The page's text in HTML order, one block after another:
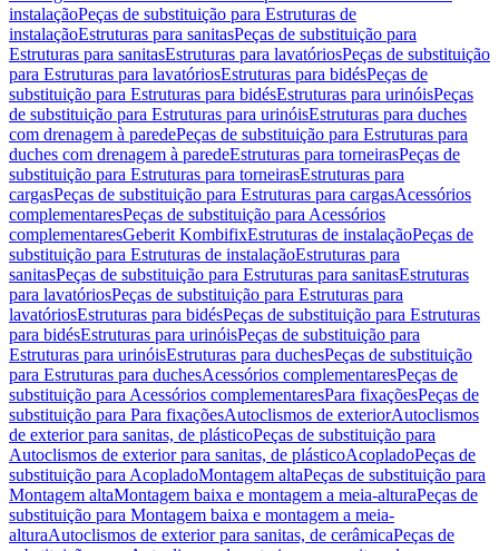
instalaçãoPeças de substituição para Estruturas de
instalaçãoEstruturas para sanitasPeças de substituição para
Estruturas para sanitasEstruturas para lavatóriosPeças de substituição
para Estruturas para lavatóriosEstruturas para bidésPeças de
substituição para Estruturas para bidésEstruturas para urinóisPeças
de substituição para Estruturas para urinóisEstruturas para duches
com drenagem à paredePeças de substituição para Estruturas para
duches com drenagem à paredeEstruturas para torneirasPeças de
substituição para Estruturas para torneirasEstruturas para
cargasPeças de substituição para Estruturas para cargasAcessórios
complementaresPeças de substituição para Acessórios
complementaresGeberit KombifixEstruturas de instalaçãoPeças de
substituição para Estruturas de instalaçãoEstruturas para
sanitasPeças de substituição para Estruturas para sanitasEstruturas
para lavatóriosPeças de substituição para Estruturas para
lavatóriosEstruturas para bidésPeças de substituição para Estruturas
para bidésEstruturas para urinóisPeças de substituição para
Estruturas para urinóisEstruturas para duchesPeças de substituição
para Estruturas para duchesAcessórios complementaresPeças de
substituição para Acessórios complementaresPara fixaçõesPeças de
substituição para Para fixaçõesAutoclismos de exteriorAutoclismos
de exterior para sanitas, de plásticoPeças de substituição para
Autoclismos de exterior para sanitas, de plásticoAcopladoPeças de
substituição para AcopladoMontagem altaPeças de substituição para
Montagem altaMontagem baixa e montagem a meia-alturaPeças de
substituição para Montagem baixa e montagem a meia-
alturaAutoclismos de exterior para sanitas, de cerâmicaPeças de